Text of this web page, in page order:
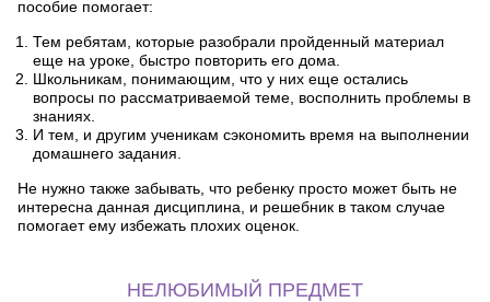
пособие помогает:
Тем ребятам, которые разобрали пройденный материал
еще на уроке, быстро повторить его дома.
Школьникам, понимающим, что у них еще остались
вопросы по рассматриваемой теме, восполнить проблемы в
знаниях.
И тем, и другим ученикам сэкономить время на выполнении
домашнего задания.
Не нужно также забывать, что ребенку просто может быть не
интересна данная дисциплина, и решебник в таком случае
помогает ему избежать плохих оценок.
НЕЛЮБИМЫЙ ПРЕДМЕТ